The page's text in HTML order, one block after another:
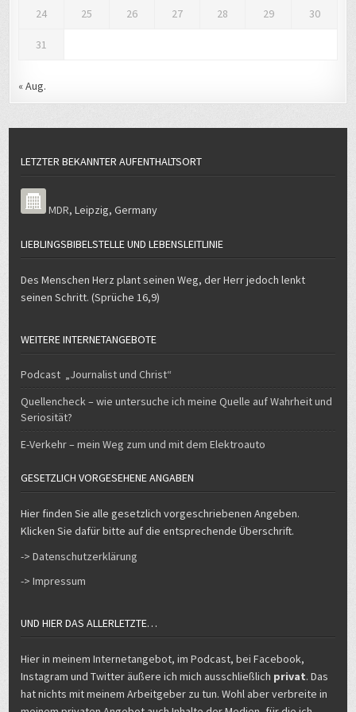
24 25 26 27 28 29 30
31
« Aug.
LETZTER BEKANNTER AUFENTHALTSORT
MDR,Leipzig,Germany
LIEBLINGSBIBELSTELLE UND LEBENSLEITLINIE
Des Menschen Herz plant seinen Weg, der Herr jedoch lenkt
seinen Schritt. (Sprüche 16,9)
WEITERE INTERNETANGEBOTE
Podcast „Journalist und Christ“
Quellencheck – wie untersuche ich meine Quelle auf Wahrheit und
Seriosität?
E-Verkehr – mein Weg zum und mit dem Elektroauto
GESETZLICH VORGESEHENE ANGABEN
Hier finden Sie alle gesetzlich vorgeschriebenen Angeben.
Klicken Sie dafür bitte auf die entsprechende Überschrift.
-> Datenschutzerklärung
-> Impressum
UND HIER DAS ALLERLETZTE…
Hier in meinem Internetangebot, im Podcast, bei Facebook,
Instagram und Twitter äußere ich mich ausschließlich privat. Das
hat nichts mit meinem Arbeitgeber zu tun. Wohl aber verbreite in